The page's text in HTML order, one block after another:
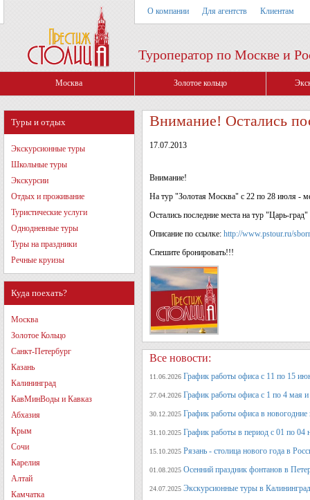
О компании Для агентств Клиентам
Туроператор по Москве и
Москва Золотое кольцо
Туры и отдых
Экскурсионные туры
Школьные туры
Экскурсии
Отдых и проживание
Туристические услуги
Однодневные туры
Туры на праздники
Речные круизы
Куда поехать?
Москва
Золотое Кольцо
Санкт-Петербург
Казань
Калининград
КавМинВоды и Кавказ
Абхазия
Крым
Сочи
Карелия
Алтай
Камчатка
Внимание! Остались
17.07.2013
Внимание!
На тур "Золотая Москва" с 22 по 28 июля -
Остались последние места на тур "Царь-
Описание по ссылке: http://www.pstour.ru/
Спешите бронировать!!!
Все новости:
11.06.2026 График работы офиса с 11 по 15
27.04.2026 График работы офиса с 1 по 4 мая
30.12.2025 График работы офиса в новогодние
31.10.2025 График работы в период с 01 по 04
15.10.2025 Рязань - столица нового года в
01.08.2025 Осенний праздник фонтанов в
24.07.2025 Экскурсионные туры в